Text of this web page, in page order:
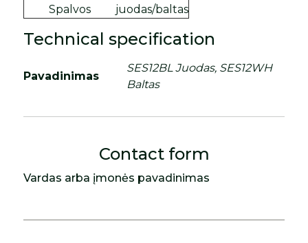
Spalvos juodas/baltas
Technical specification
Pavadinimas
SES12BL Juodas, SES12WH
Baltas
Contact form
Vardas arba įmonės pavadinimas